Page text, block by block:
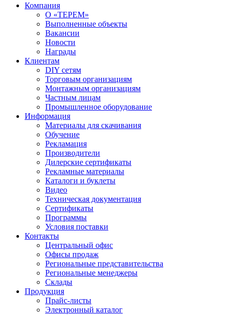
Компания
О «ТЕРЕМ»
Выполненные объекты
Вакансии
Новости
Награды
Клиентам
DIY сетям
Торговым организациям
Монтажным организациям
Частным лицам
Промышленное оборудование
Информация
Материалы для скачивания
Обучение
Рекламация
Производители
Дилерские сертификаты
Рекламные материалы
Каталоги и буклеты
Видео
Техническая документация
Сертификаты
Программы
Условия поставки
Контакты
Центральный офис
Офисы продаж
Региональные представительства
Региональные менеджеры
Склады
Продукция
Прайс-листы
Электронный каталог